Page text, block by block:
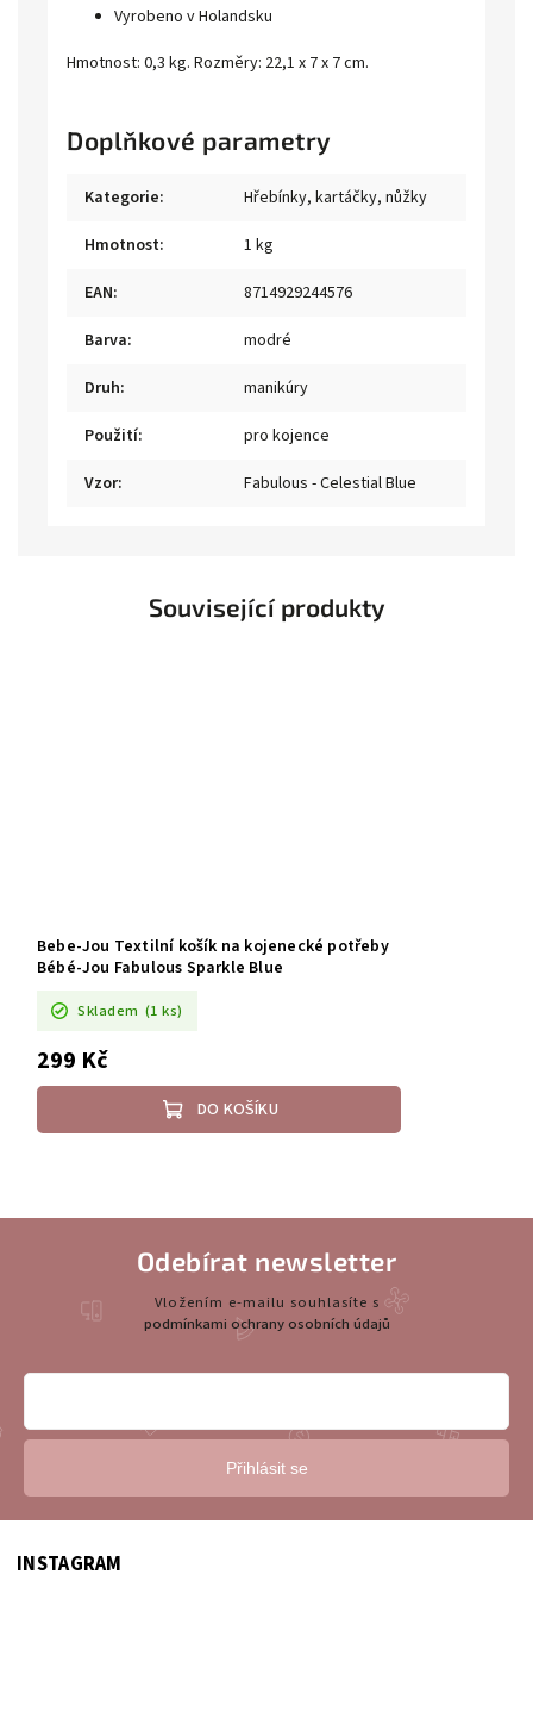
Vyrobeno v Holandsku
Hmotnost: 0,3 kg. Rozměry: 22,1 x 7 x 7 cm.
Doplňkové parametry
Kategorie:
Hřebínky, kartáčky, nůžky
Hmotnost:
1 kg
EAN:
8714929244576
Barva:
modré
Druh:
manikúry
Použití:
pro kojence
Vzor: Fabulous - Celestial Blue
Související produkty
Bebe-Jou Textilní košík na kojenecké potřeby
Bébé-Jou Fabulous Sparkle Blue
Skladem (1 ks)
299 Kč
DO KOŠÍKU
INSTAGRAM
Odebírat newsletter
Vložením e-mailu souhlasíte s
podmínkami ochrany osobních údajů
Přihlásit se